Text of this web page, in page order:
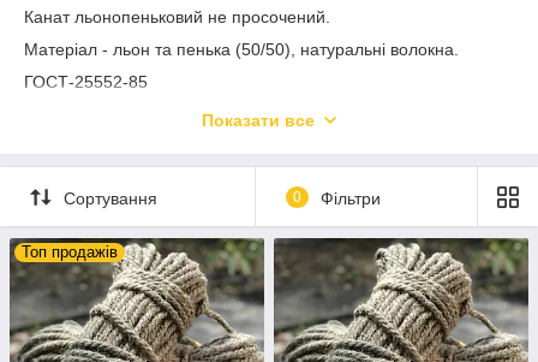
Канат льонопеньковий не просочений.
Матеріал - льон та пенька (50/50), натуральні волокна.
ГОСТ-25552-85
Фасування – 30 - 200 м.Показати все
Сортування 0 Фільтри
Топ продажів